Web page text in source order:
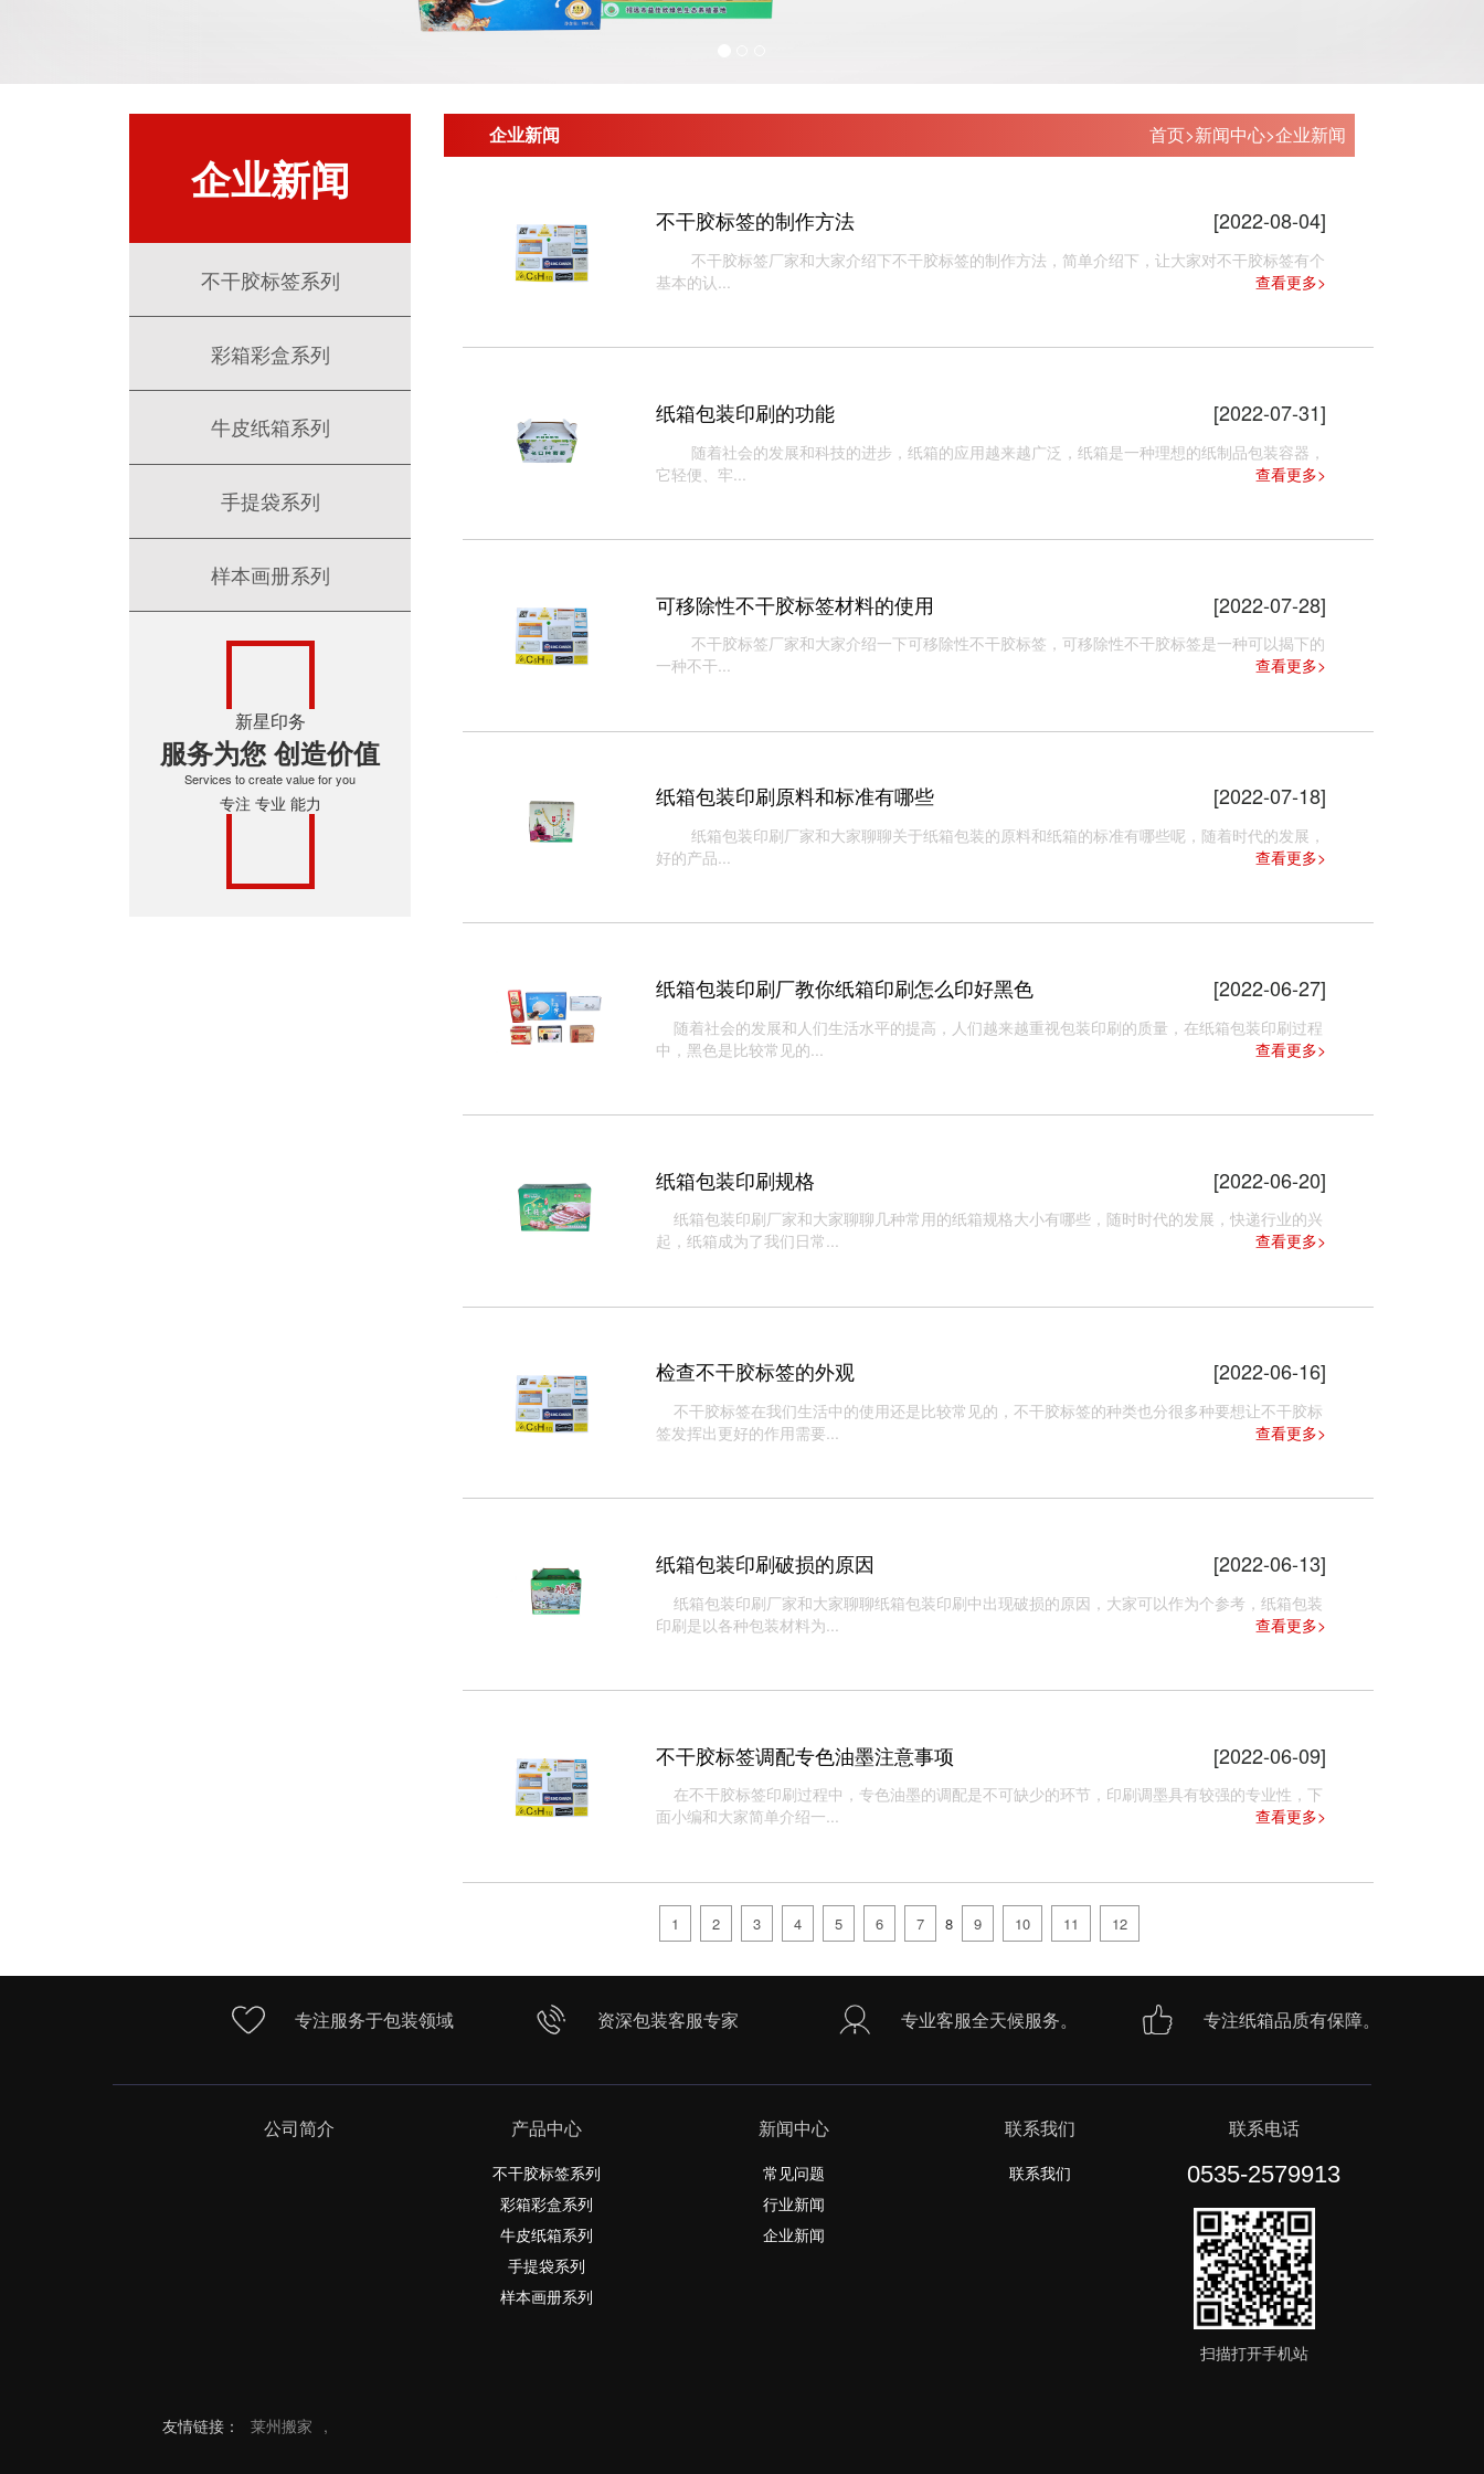
企业新闻
不干胶标签系列
彩箱彩盒系列
牛皮纸箱系列
手提袋系列
样本画册系列
新星印务
服务为您 创造价值
Services to create value for you
专注 专业 能力
企业新闻 首页>新闻中心>企业新闻
不干胶标签的制作方法 [2022-08-04]
不干胶标签​厂家和大家介绍下不干胶标签的制作方法，简单介绍下，让大家对不干胶标签有个
基本的认...
查看更多>
纸箱包装印刷的功能 [2022-07-31]
随着社会的发展和科技的进步，纸箱的应用越来越广泛，纸箱是一种理想的纸制品包装容器，
它轻便、牢...
查看更多>
可移除性不干胶标签材料的使用 [2022-07-28]
不干胶标签厂家和大家介绍一下可移除性不干胶标签​，可移除性不干胶标签是一种可以揭下的
一种不干...
查看更多>
纸箱包装印刷原料和标准有哪些 [2022-07-18]
纸箱包装印刷​厂家和大家聊聊关于纸箱包装的原料和纸箱的标准有哪些呢，随着时代的发展，
好的产品...
查看更多>
纸箱包装印刷厂教你纸箱印刷怎么印好黑色 [2022-06-27]
随着社会的发展和人们生活水平的提高，人们越来越重视包装印刷的质量，在纸箱包装印刷​过程
中，黑色是比较常见的...
查看更多>
纸箱包装印刷规格 [2022-06-20]
纸箱包装印刷厂家和大家聊聊几种常用的纸箱规格大小有哪些，随时时代的发展，快递行业的兴
起，纸箱成为了我们日常...
查看更多>
检查不干胶标签的外观 [2022-06-16]
不干胶标签在我们生活中的使用还是比较常见的，不干胶标签的种类也分很多种要想让不干胶标
签发挥出更好的作用需要...
查看更多>
纸箱包装印刷破损的原因 [2022-06-13]
纸箱包装印刷厂家和大家聊聊纸箱包装印刷中出现破损的原因，大家可以作为个参考，纸箱包装
印刷是以各种包装材料为...
查看更多>
不干胶标签调配专色油墨注意事项 [2022-06-09]
在不干胶标签印刷过程中，专色油墨的调配是不可缺少的环节，印刷调墨具有较强的专业性，下
面小编和大家简单介绍一...
查看更多>
1 2 3 4 5 6 7 8 9 10 11 12
专注服务于包装领域 资深包装客服专家 专业客服全天候服务。 专注纸箱品质有保障。
公司简介 产品中心
不干胶标签系列
彩箱彩盒系列
牛皮纸箱系列
手提袋系列
样本画册系列
新闻中心
常见问题
行业新闻
企业新闻
联系我们
联系我们
联系电话
0535-2579913
扫描打开手机站
友情链接： 莱州搬家 ,